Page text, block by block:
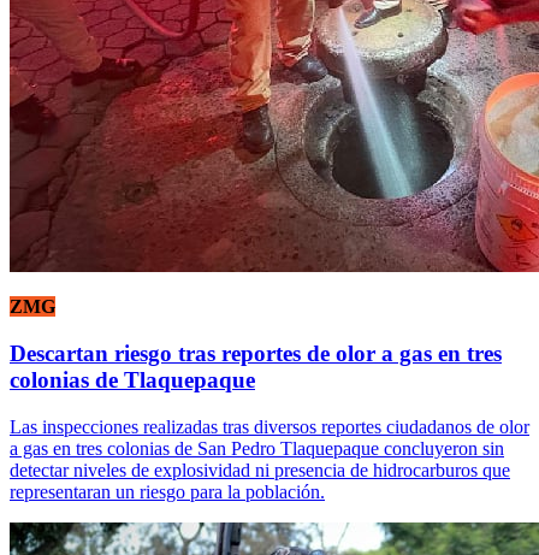
ZMG
Descartan riesgo tras reportes de olor a gas en tres
colonias de Tlaquepaque
Las inspecciones realizadas tras diversos reportes ciudadanos de olor
a gas en tres colonias de San Pedro Tlaquepaque concluyeron sin
detectar niveles de explosividad ni presencia de hidrocarburos que
representaran un riesgo para la población.